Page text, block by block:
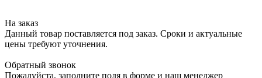
На заказ
Данный товар поставляется под заказ. Сроки и актуальные
цены требуют уточнения.
Обратный звонок
Пожалуйста, заполните поля в форме и наш менеджер